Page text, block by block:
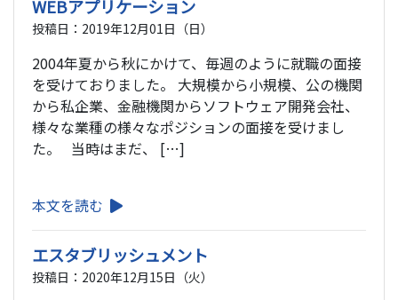
WEBアプリケーション
投稿日：2019年12月01日（日）
2004年夏から秋にかけて、毎週のように就職の面接
を受けておりました。 大規模から小規模、公の機関
から私企業、金融機関からソフトウェア開発会社、
様々な業種の様々なポジションの面接を受けまし
た。 当時はまだ、 […]
本文を読む
エスタブリッシュメント
投稿日：2020年12月15日（火）